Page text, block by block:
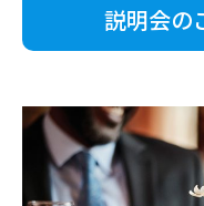
説明会の